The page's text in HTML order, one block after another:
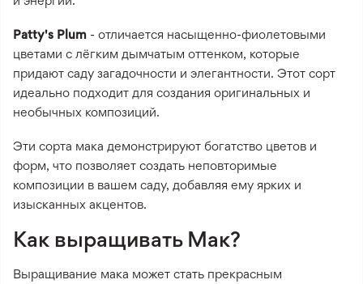
Patty's Plum - отличается насыщенно-фиолетовыми
цветами с лёгким дымчатым оттенком, которые
придают саду загадочности и элегантности. Этот сорт
идеально подходит для создания оригинальных и
необычных композиций.
Эти сорта мака демонстрируют богатство цветов и
форм, что позволяет создать неповторимые
композиции в вашем саду, добавляя ему ярких и
изысканных акцентов.
Как выращивать Мак?
Выращивание мака может стать прекрасным